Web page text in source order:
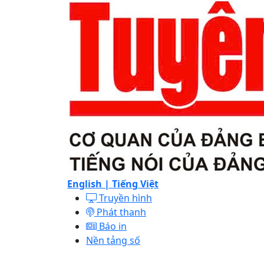
English | Tiếng Việt
Truyền hình
Phát thanh
Báo in
Nền tảng số